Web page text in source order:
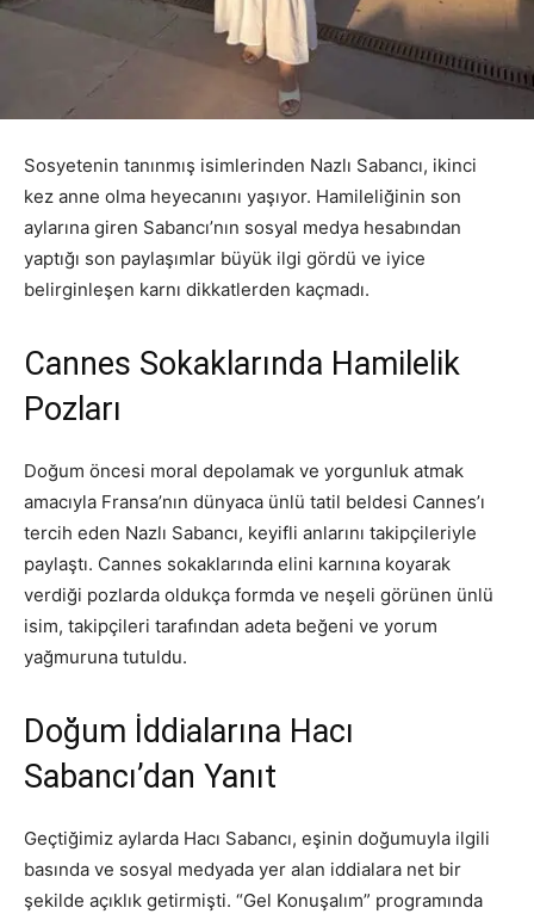
Sosyetenin tanınmış isimlerinden Nazlı Sabancı, ikinci
kez anne olma heyecanını yaşıyor. Hamileliğinin son
aylarına giren Sabancı’nın sosyal medya hesabından
yaptığı son paylaşımlar büyük ilgi gördü ve iyice
belirginleşen karnı dikkatlerden kaçmadı.
Cannes Sokaklarında Hamilelik
Pozları
Doğum öncesi moral depolamak ve yorgunluk atmak
amacıyla Fransa’nın dünyaca ünlü tatil beldesi Cannes’ı
tercih eden Nazlı Sabancı, keyifli anlarını takipçileriyle
paylaştı. Cannes sokaklarında elini karnına koyarak
verdiği pozlarda oldukça formda ve neşeli görünen ünlü
isim, takipçileri tarafından adeta beğeni ve yorum
yağmuruna tutuldu.
Doğum İddialarına Hacı
Sabancı’dan Yanıt
Geçtiğimiz aylarda Hacı Sabancı, eşinin doğumuyla ilgili
basında ve sosyal medyada yer alan iddialara net bir
şekilde açıklık getirmişti. “Gel Konuşalım” programında